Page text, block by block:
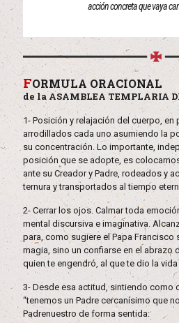
acción concreta que vaya
FORMULA ORACIONAL
de la ASAMBLEA TEMPLARIA
1- Posición y relajación del cuerpo, en
arrodillados cada uno asumiendo la
su concentración. Lo importante,
posición que se adopte, es
ante su Creador y Padre, rodeados y
ternura y transportados al tiempo
2- Cerrar los ojos. Calmar toda
mental discursiva e imaginativa.
para, como sugiere el Papa Francisco
magia, sino un confiarse en el abrazo
quien te engendró, al que te dio la
3- Desde esa actitud, sintiendo como
“tenemos un Padre cercanísimo que
Padrenuestro de forma sentida: